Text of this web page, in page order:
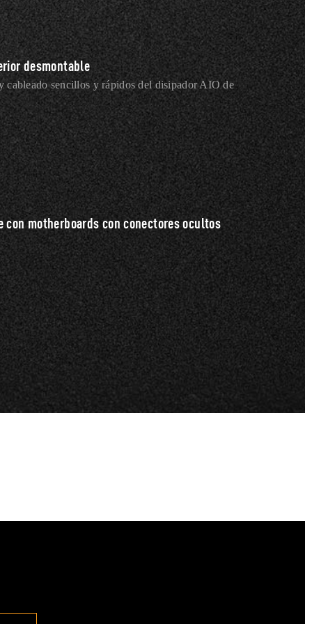
desmontable
cableado sencillos y rápidos del disipador AIO de
con motherboards con conectores ocultos